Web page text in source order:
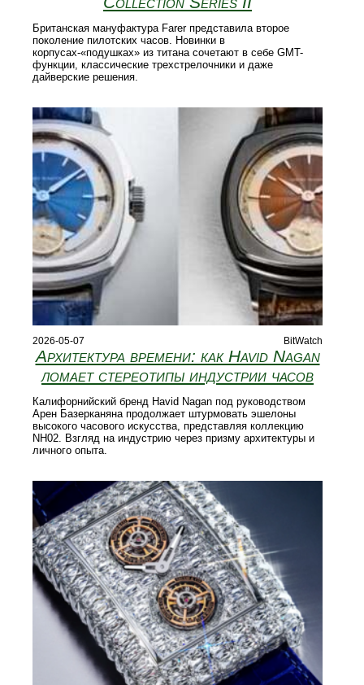
Британская мануфактура Farer представила второе
поколение пилотских часов. Новинки в
корпусах-«подушках» из титана сочетают в себе GMT-
функции, классические трехстрелочники и даже
дайверские решения.
2026-05-07 BitWatch
Архитектура времени: как Havid Nagan
ломает стереотипы индустрии часов
Калифорнийский бренд Havid Nagan под руководством
Арен Базерканяна продолжает штурмовать эшелоны
высокого часового искусства, представляя коллекцию
NH02. Взгляд на индустрию через призму архитектуры и
личного опыта.